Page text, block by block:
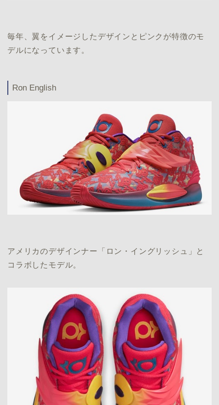
毎年、翼をイメージしたデザインとピンクが特徴のモ
デルになっています。
Ron English
アメリカのデザインナー「ロン・イングリッシュ」と
コラボしたモデル。